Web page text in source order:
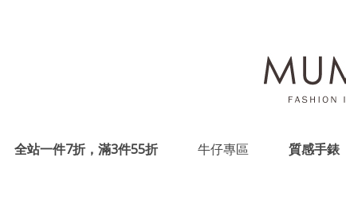
全站一件7折，滿3件55折 牛仔專區 質感手錶